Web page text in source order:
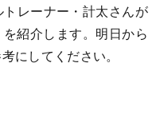
レーナー・計太さんが
紹介します。明日から
にしてください。